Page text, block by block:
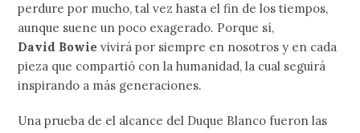
perdure por mucho, tal vez hasta el fin de los tiempos,
aunque suene un poco exagerado. Porque sí,
David Bowie vivirá por siempre en nosotros y en cada
pieza que compartió con la humanidad, la cual seguirá
inspirando a más generaciones.
Una prueba de el alcance del Duque Blanco fueron las